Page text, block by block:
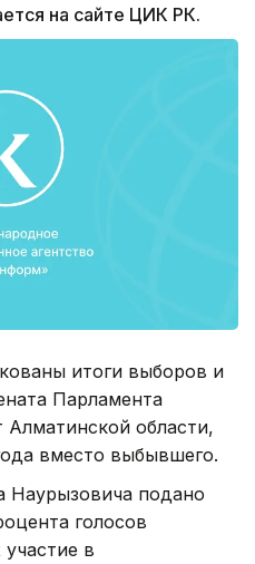
на сайте ЦИК РК.
итоги выборов и
Парламента
Алматинской области,
вместо выбывшего.
Наурызовича подано
голосов
в